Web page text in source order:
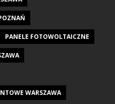
PANELE FOTOWOLTAICZNE
WARSZAWA